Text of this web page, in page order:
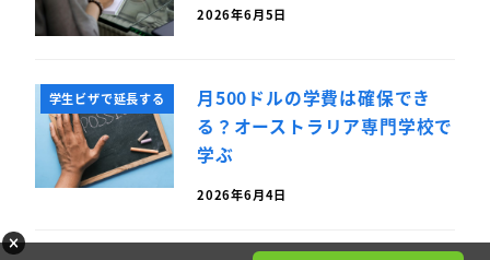
2026年6月5日
学生ビザで延長する
月500ドルの学費は確保でき
る？オーストラリア専門学校で
学ぶ
2026年6月4日